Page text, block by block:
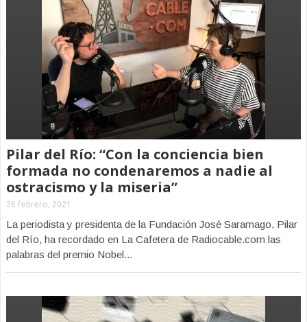
Pilar del Río: “Con la conciencia bien
formada no condenaremos a nadie al
ostracismo y la miseria”
26 febrero, 2021
La periodista y presidenta de la Fundación José Saramago, Pilar
del Río, ha recordado en La Cafetera de Radiocable.com las
palabras del premio Nobel...